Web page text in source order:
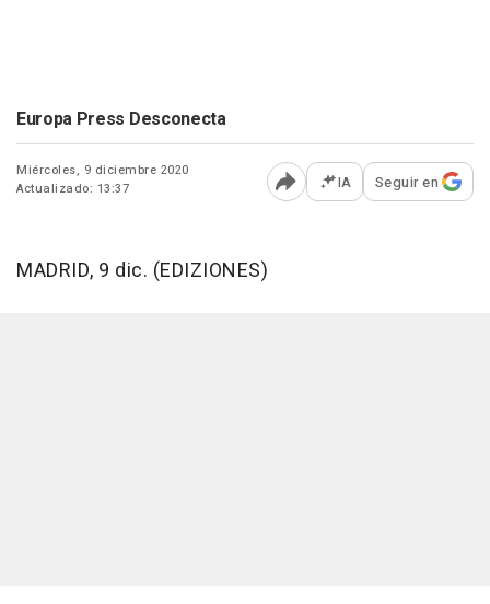
Europa Press Desconecta
Miércoles, 9 diciembre 2020
Actualizado: 13:37
Abrir opciones para
IA Seguir en
MADRID, 9 dic. (EDIZIONES)